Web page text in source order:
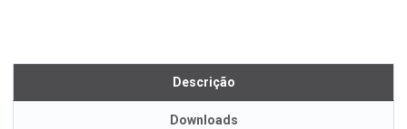
Descrição
Downloads